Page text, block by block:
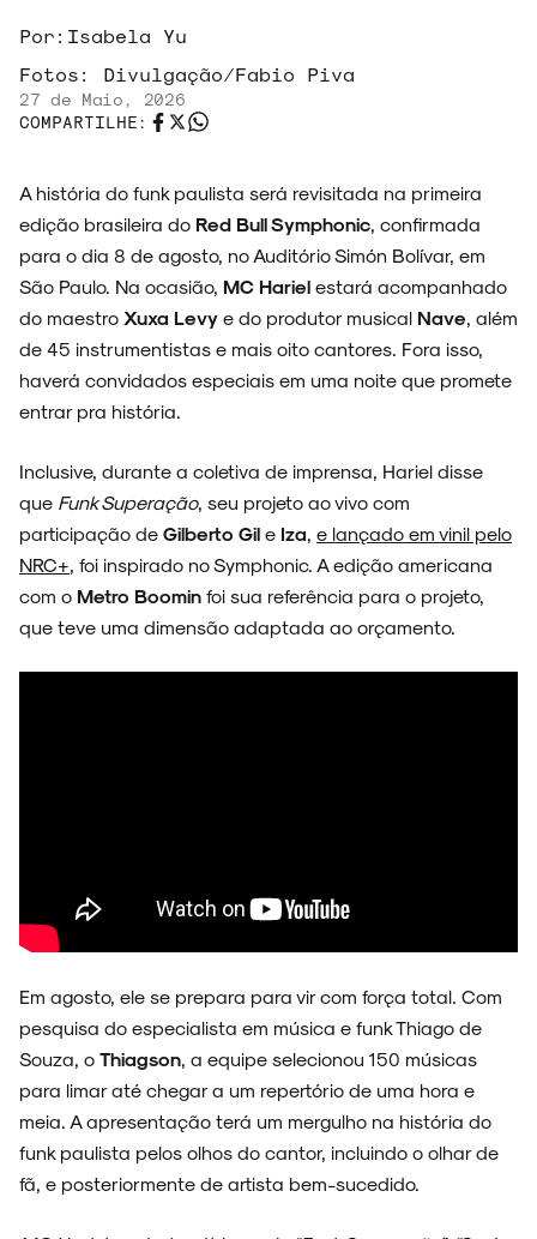
ARQUIVO
ENTREVISTAS
ESPECIAIS
NOIZE RECORD CLUB
SOBRE
Por: Isabela Yu
Fotos: Divulgação/Fabio Piva
27 de Maio, 2026
COMPARTILHE:
A história do funk paulista será revisitada na primeira
edição brasileira do Red Bull Symphonic, confirmada
para o dia 8 de agosto, no Auditório Simón Bolívar, em
São Paulo. Na ocasião, MC Hariel estará acompanhado
do maestro Xuxa Levy e do produtor musical Nave, além
de 45 instrumentistas e mais oito cantores. Fora isso,
haverá convidados especiais em uma noite que promete
entrar pra história.
Inclusive, durante a coletiva de imprensa, Hariel disse
que Funk Superação, seu projeto ao vivo com
participação de Gilberto Gil e Iza, e lançado em vinil pelo
NRC+, foi inspirado no Symphonic. A edição americana
com o Metro Boomin foi sua referência para o projeto,
que teve uma dimensão adaptada ao orçamento.
Em agosto, ele se prepara para vir com força total. Com
pesquisa do especialista em música e funk Thiago de
Souza, o Thiagson, a equipe selecionou 150 músicas
para limar até chegar a um repertório de uma hora e
meia. A apresentação terá um mergulho na história do
funk paulista pelos olhos do cantor, incluindo o olhar de
fã, e posteriormente de artista bem-sucedido.